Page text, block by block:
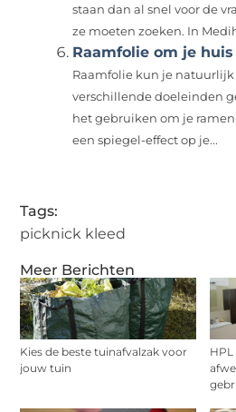
Meer Berichten
Kies de beste tuinafvalzak voor
jouw tuin
staan ​​dan al snel voor de
ze moeten zoeken. In
Raamfolie om je
Raamfolie kun je natuurlijk
verschillende doeleinden
het gebruiken om je
een spiegel-effect op je...
Tags:
picknick kleed